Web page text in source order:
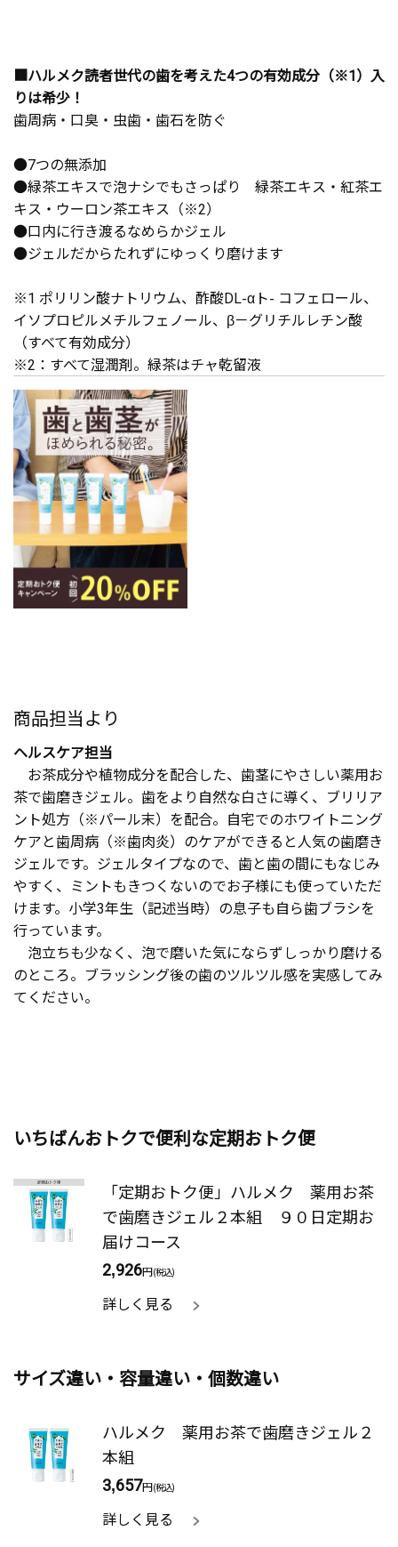
■ハルメク読者世代の歯を考えた4つの有効成分（※1）入
りは希少！
歯周病・口臭・虫歯・歯石を防ぐ
●7つの無添加
●緑茶エキスで泡ナシでもさっぱり 緑茶エキス・紅茶エ
キス・ウーロン茶エキス（※2）
●口内に行き渡るなめらかジェル
●ジェルだからたれずにゆっくり磨けます
※1 ポリリン酸ナトリウム、酢酸DL-αト- コフェロール、
イソプロピルメチルフェノール、β－グリチルレチン酸
（すべて有効成分）
※2：すべて湿潤剤。緑茶はチャ乾留液
商品担当より
ヘルスケア担当
お茶成分や植物成分を配合した、歯茎にやさしい薬用お
茶で歯磨きジェル。歯をより自然な白さに導く、ブリリア
ント処方（※パール末）を配合。自宅でのホワイトニング
ケアと歯周病（※歯肉炎）のケアができると人気の歯磨き
ジェルです。ジェルタイプなので、歯と歯の間にもなじみ
やすく、ミントもきつくないのでお子様にも使っていただ
けます。小学3年生（記述当時）の息子も自ら歯ブラシを
行っています。
泡立ちも少なく、泡で磨いた気にならずしっかり磨ける
のところ。ブラッシング後の歯のツルツル感を実感してみ
てください。
いちばんおトクで便利な定期おトク便
「定期おトク便」ハルメク 薬用お茶
で歯磨きジェル２本組 ９０日定期お
届けコース
2,926円(税込)
詳しく見る
サイズ違い・容量違い・個数違い
ハルメク 薬用お茶で歯磨きジェル２
本組
3,657円(税込)
詳しく見る